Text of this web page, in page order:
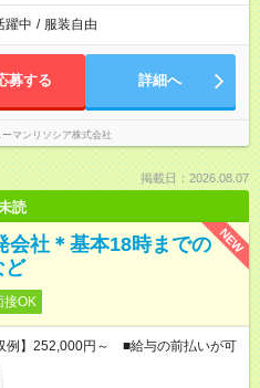
躍中 / 服装自由
募する 詳細へ
ーマンリソシア株式会社
掲載日：2026.08.07
読
NEW
会社＊基本18時までの
ど
接OK
】252,000円～ ■給与の前払いが可